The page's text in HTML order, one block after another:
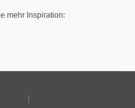
mehr Inspiration: